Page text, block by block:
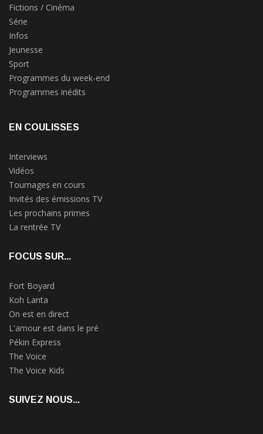
Fictions / Cinéma
Série
Infos
Jeunesse
Sport
Programmes du week-end
Programmes inédits
EN COULISSES
Interviews
Vidéos
Tournages en cours
Invités des émissions TV
Les prochains primes
La rentrée TV
FOCUS SUR...
Fort Boyard
Koh Lanta
On est en direct
L'amour est dans le pré
Pékin Express
The Voice
The Voice Kids
SUIVEZ NOUS...